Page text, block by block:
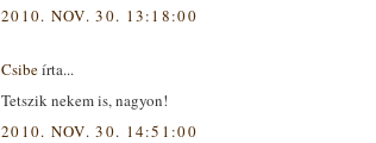
2010. NOV. 30. 13:18:00
Csibeírta...
Tetszik nekem is, nagyon!
2010. NOV. 30. 14:51:00